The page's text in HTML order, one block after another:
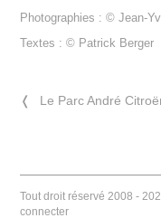
Photographies : © Jean-
Textes : © Patrick Berger
❬ Le Parc André
Tout droit réservé 2008 -
connecter